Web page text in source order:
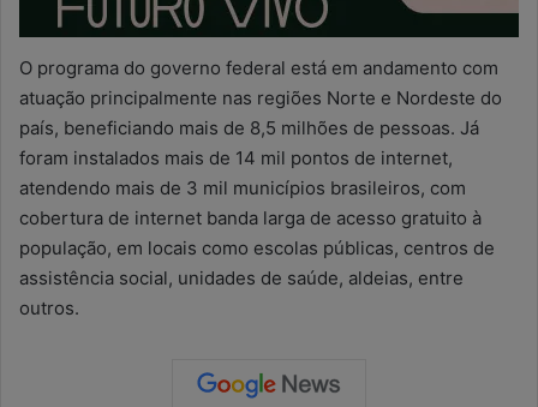
O programa do governo federal está em andamento com
atuação principalmente nas regiões Norte e Nordeste do
país, beneficiando mais de 8,5 milhões de pessoas. Já
foram instalados mais de 14 mil pontos de internet,
atendendo mais de 3 mil municípios brasileiros, com
cobertura de internet banda larga de acesso gratuito à
população, em locais como escolas públicas, centros de
assistência social, unidades de saúde, aldeias, entre
outros.